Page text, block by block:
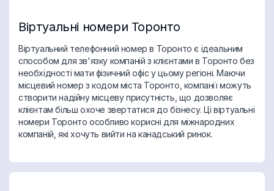
Віртуальні номери Торонто
Віртуальний телефонний номер в Торонто є ідеальним
способом для зв'язку компаній з клієнтами в Торонто без
необхідності мати фізичний офіс у цьому регіоні. Маючи
місцевий номер з кодом міста Торонто, компанії можуть
створити надійну місцеву присутність, що дозволяє
клієнтам більш охоче звертатися до бізнесу. Ці віртуальні
номери Торонто особливо корисні для міжнародних
компаній, які хочуть вийти на канадський ринок.